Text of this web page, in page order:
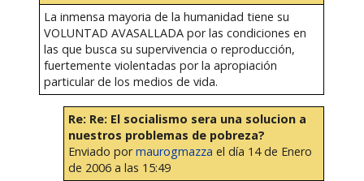
La inmensa mayoria de la humanidad tiene su
VOLUNTAD AVASALLADA por las condiciones en
las que busca su supervivencia o reproducción,
fuertemente violentadas por la apropiación
particular de los medios de vida.
Re: Re: El socialismo sera una solucion a
nuestros problemas de pobreza?
Enviado pormaurogmazza el día 14 de Enero
de 2006 a las 15:49